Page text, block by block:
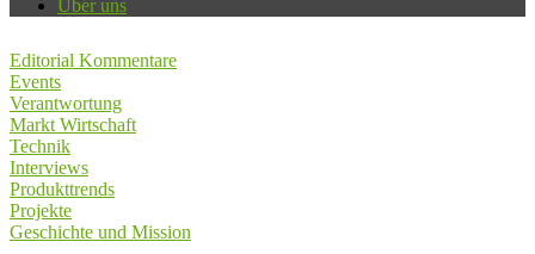
Über uns
Editorial Kommentare
Events
Verantwortung
Markt Wirtschaft
Technik
Interviews
Produkttrends
Projekte
Geschichte und Mission